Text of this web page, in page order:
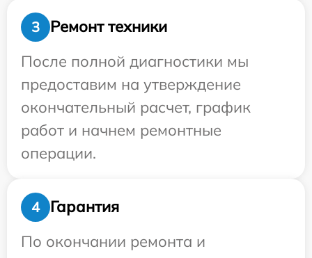
3
Ремонт техники
После полной диагностики мы
предоставим на утверждение
окончательный расчет, график
работ и начнем ремонтные
операции.
4
Гарантия
По окончании ремонта и